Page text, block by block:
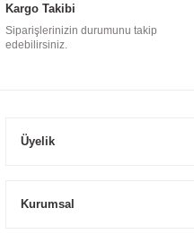
Kargo Takibi
Siparişlerinizin durumunu takip
edebilirsiniz.
Üyelik
Kurumsal